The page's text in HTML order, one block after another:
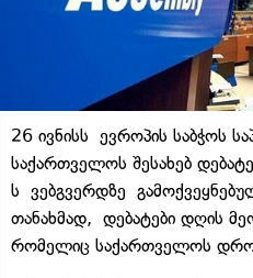
26 ივნისს ევროპის საბჭოს
საქართველოს შესახებ
ს ვებგვერდზე
თანახმად, დებატები დღის
რომელიც საქართველოს